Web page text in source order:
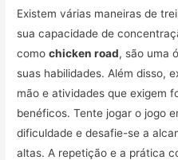
Existem várias maneiras de
sua capacidade de
comochicken road, são uma
suas habilidades. Além disso,
mão e atividades que exigem
benéficos. Tente jogar o jogo
dificuldade e desafie-se a
altas. A repetição e a prática